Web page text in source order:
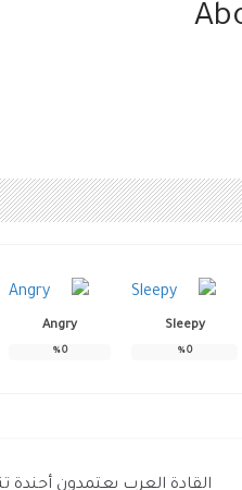
Sleepy
0
%
Angry
0
%
القادة العرب يعتمدون أجندة